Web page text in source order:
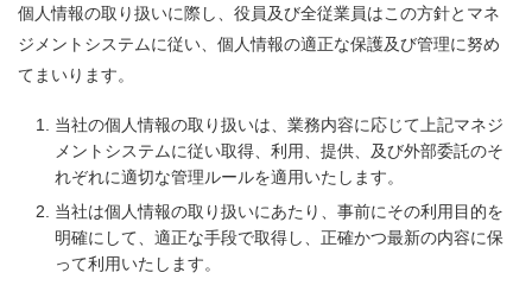
個人情報の取り扱いに際し、役員及び全従業員はこの方針とマネ
ジメントシステムに従い、個人情報の適正な保護及び管理に努め
てまいります。
当社の個人情報の取り扱いは、業務内容に応じて上記マネジ
メントシステムに従い取得、利用、提供、及び外部委託のそ
れぞれに適切な管理ルールを適用いたします。
当社は個人情報の取り扱いにあたり、事前にその利用目的を
明確にして、適正な手段で取得し、正確かつ最新の内容に保
って利用いたします。